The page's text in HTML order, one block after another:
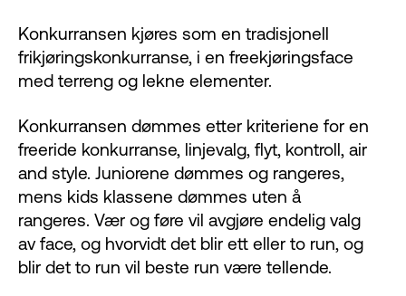
Konkurransen kjøres som en tradisjonell
frikjøringskonkurranse, i en freekjøringsface
med terreng og lekne elementer.
Konkurransen dømmes etter kriteriene for en
freeride konkurranse, linjevalg, flyt, kontroll, air
and style. Juniorene dømmes og rangeres,
mens kids klassene dømmes uten å
rangeres. Vær og føre vil avgjøre endelig valg
av face, og hvorvidt det blir ett eller to run, og
blir det to run vil beste run være tellende.